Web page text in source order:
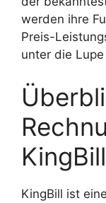
werden ihre
Preis-
unter die
KingBill
KingBill ist